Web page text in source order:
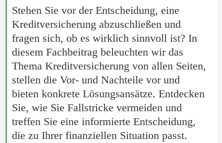
Stehen Sie vor der Entscheidung, eine
Kreditversicherung abzuschließen und
fragen sich, ob es wirklich sinnvoll ist? In
diesem Fachbeitrag beleuchten wir das
Thema Kreditversicherung von allen Seiten,
stellen die Vor- und Nachteile vor und
bieten konkrete Lösungsansätze. Entdecken
Sie, wie Sie Fallstricke vermeiden und
treffen Sie eine informierte Entscheidung,
die zu Ihrer finanziellen Situation passt.